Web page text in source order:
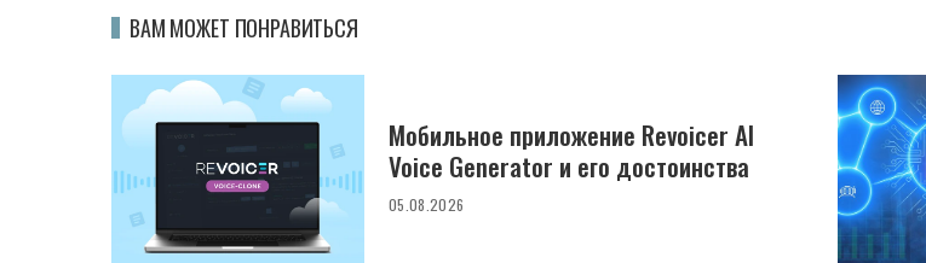
ВАМ МОЖЕТ ПОНРАВИТЬСЯ
Мобильное приложение Revoicer AI
Voice Generator и его достоинства
05.08.2026